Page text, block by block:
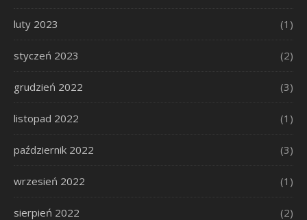
luty 2023 (1)
styczeń 2023 (2)
grudzień 2022 (3)
listopad 2022 (1)
październik 2022 (3)
wrzesień 2022 (1)
sierpień 2022 (2)